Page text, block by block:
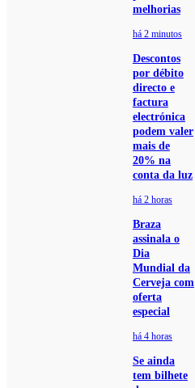
melhorias
há 2 minutos
Descontos
por débito
directo e
factura
electrónica
podem valer
mais de
20% na
conta da luz
há 2 horas
Braza
assinala o
Dia
Mundial da
Cerveja com
oferta
especial
há 4 horas
Se ainda
tem bilhete